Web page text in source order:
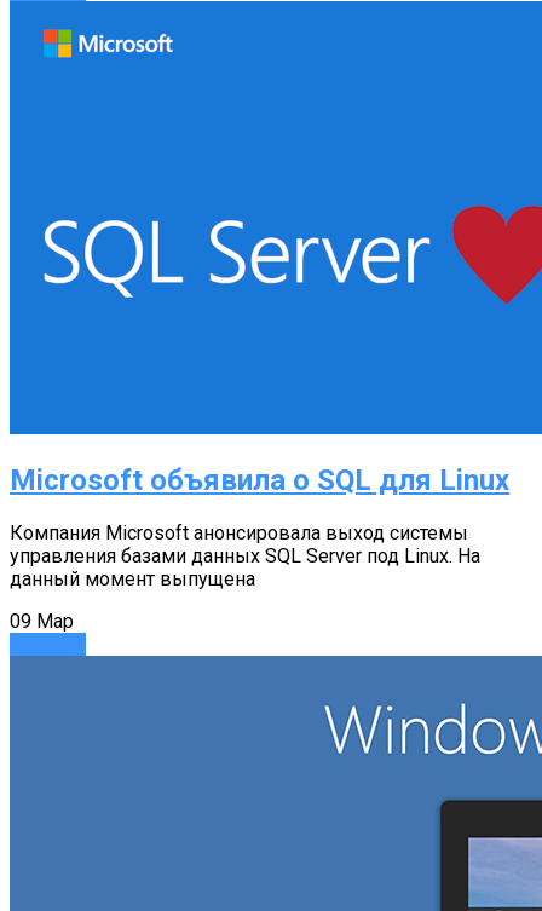
Microsoft объявила о SQL для Linux
Компания Microsoft анонсировала выход системы
управления базами данных SQL Server под Linux. На
данный момент выпущена
09 Мар